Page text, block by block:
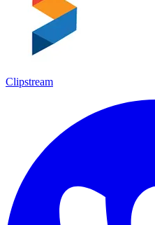
Clipstream